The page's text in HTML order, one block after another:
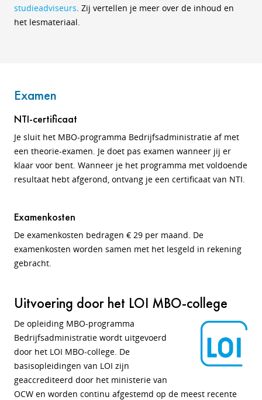
studieadviseurs. Zij vertellen je meer over de inhoud en
het lesmateriaal.
Examen
NTI-certificaat
Je sluit het MBO-programma Bedrijfsadministratie af met
een theorie-examen. Je doet pas examen wanneer jij er
klaar voor bent. Wanneer je het programma met voldoende
resultaat hebt afgerond, ontvang je een certificaat van NTI.
Examenkosten
De examenkosten bedragen € 29 per maand. De
examenkosten worden samen met het lesgeld in rekening
gebracht.
Uitvoering door het LOI MBO-college
De opleiding MBO-programma
Bedrijfsadministratie wordt uitgevoerd
door het LOI MBO-college. De
basisopleidingen van LOI zijn
geaccrediteerd door het ministerie van
OCW en worden continu afgestemd op de meest recente